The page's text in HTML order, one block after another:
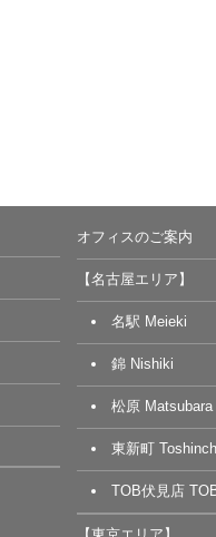
オフィスのご案内
【名古屋エリア】
名駅 Meieki
錦 Nishiki
松原 Matsubara
東新町
TOB伏見店